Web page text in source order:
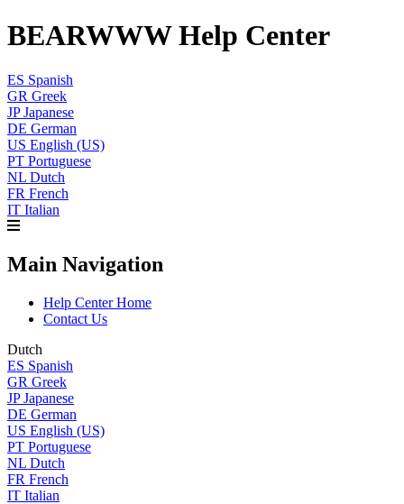
BEARWWW Help Center
ES Spanish
GR Greek
JP Japanese
DE German
US English (US)
PT Portuguese
NL Dutch
FR French
IT Italian
Main Navigation
Help Center Home
Contact Us
Dutch
ES Spanish
GR Greek
JP Japanese
DE German
US English (US)
PT Portuguese
NL Dutch
FR French
IT Italian